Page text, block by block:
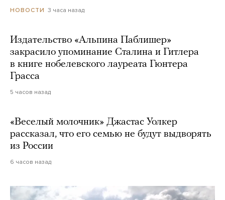
НОВОСТИ 3 часа назад
Издательство «Альпина Паблишер»
закрасило упоминание Сталина и Гитлера
в книге нобелевского лауреата Гюнтера
Грасса
5 часов назад
«Веселый молочник» Джастас Уолкер
рассказал, что его семью не будут выдворять
из России
6 часов назад